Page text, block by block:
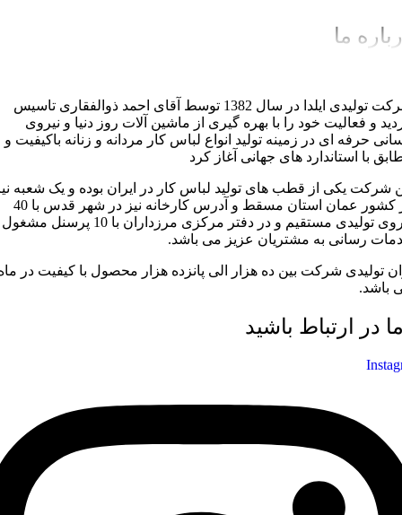
ما
شرکت تولیدی ایلدا در سال 1382 توسط آقای احمد ذوالفقاری تاسیس
و فعالیت خود را با بهره گیری از ماشین آلات روز دنیا و نیروی
حرفه ای در زمینه تولید انواع لباس کار مردانه و زنانه باکیفیت و
با استاندارد های جهانی آغاز کرد
شرکت یکی از قطب های تولید لباس کار در ایران بوده و یک شعبه
در کشور عمان استان مسقط و آدرس کارخانه نیز در شهر قدس با 40
نیروی تولیدی مستقیم و در دفتر مرکزی مرزداران با 10 پرسنل مشغول
رسانی به مشتریان عزیز می باشد.
تولیدی شرکت بین ده هزار الی پانزده هزار محصول با کیفیت در
باشد.
در ارتباط باشید